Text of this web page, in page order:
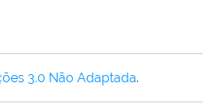
3.0 Não Adaptada.